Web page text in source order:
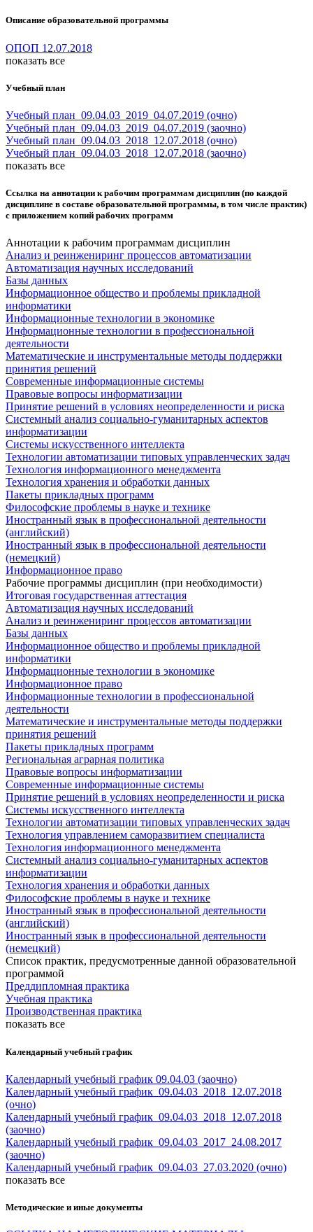
Описание образовательной программы
ОПОП 12.07.2018
показать все
Учебный план
Учебный план_09.04.03_2019_04.07.2019 (очно)
Учебный план_09.04.03_2019_04.07.2019 (заочно)
Учебный план_09.04.03_2018_12.07.2018 (очно)
Учебный план_09.04.03_2018_12.07.2018 (заочно)
показать все
Ссылка на аннотации к рабочим программам дисциплин (по каждой
дисциплине в составе образовательной программы, в том числе практик)
с приложением копий рабочих программ
Аннотации к рабочим программам дисциплин
Анализ и реинжениринг процессов автоматизации
Автоматизация научных исследований
Базы данных
Информационное общество и проблемы прикладной
информатики
Информационные технологии в экономике
Информационные технологии в профессиональной
деятельности
Математические и инструментальные методы поддержки
принятия решений
Современные информационные системы
Правовые вопросы информатизации
Принятие решений в условиях неопределенности и риска
Системный анализ социально-гуманитарных аспектов
информатизации
Системы искусственного интеллекта
Технологии автоматизации типовых управленческих задач
Технология информационного менеджмента
Технология хранения и обработки данных
Пакеты прикладных программ
Философские проблемы в науке и технике
Иностранный язык в профессиональной деятельности
(английский)
Иностранный язык в профессиональной деятельности
(немецкий)
Информационное право
Рабочие программы дисциплин (при необходимости)
Итоговая государственная аттестация
Автоматизация научных исследований
Анализ и реинжениринг процессов автоматизации
Базы данных
Информационное общество и проблемы прикладной
информатики
Информационные технологии в экономике
Информационное право
Информационные технологии в профессиональной
деятельности
Математические и инструментальные методы поддержки
принятия решений
Пакеты прикладных программ
Региональная аграрная политика
Правовые вопросы информатизации
Современные информационные системы
Принятие решений в условиях неопределенности и риска
Системы искусственного интеллекта
Технологии автоматизации типовых управленческих задач
Технология управлением саморазвитием специалиста
Технология информационного менеджмента
Системный анализ социально-гуманитарных аспектов
информатизации
Технология хранения и обработки данных
Философские проблемы в науке и технике
Иностранный язык в профессиональной деятельности
(английский)
Иностранный язык в профессиональной деятельности
(немецкий)
Список практик, предусмотренные данной образовательной
программой
Преддипломная практика
Учебная практика
Производственная практика
показать все
Календарный учебный график
Календарный учебный график 09.04.03 (заочно)
Календарный учебный график_09.04.03_2018_12.07.2018
(очно)
Календарный учебный график_09.04.03_2018_12.07.2018
(заочно)
Календарный учебный график_09.04.03_2017_24.08.2017
(заочно)
Календарный учебный график_09.04.03_27.03.2020 (очно)
показать все
Методические и иные документы